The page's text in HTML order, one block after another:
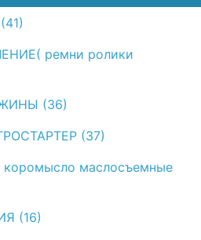
ремни ролики
(36)
(37)
маслосъемные
(16)